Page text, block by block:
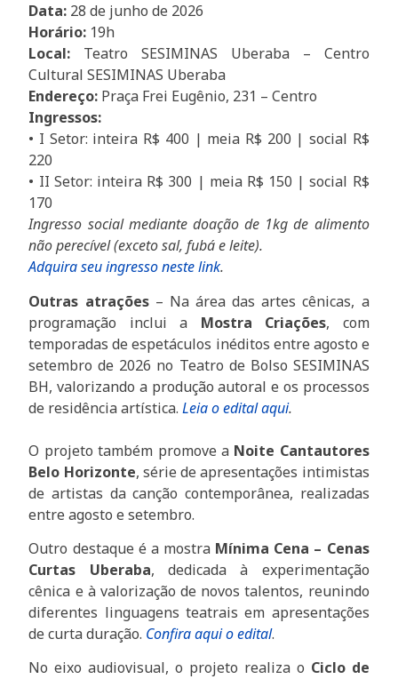
Data: 28 de junho de 2026
Horário: 19h
Local: Teatro SESIMINAS Uberaba – Centro
Cultural SESIMINAS Uberaba
Endereço: Praça Frei Eugênio, 231 – Centro
Ingressos:
• I Setor: inteira R$ 400 | meia R$ 200 | social R$
220
• II Setor: inteira R$ 300 | meia R$ 150 | social R$
170
Ingresso social mediante doação de 1kg de alimento
não perecível (exceto sal, fubá e leite).
Adquira seu ingresso neste link.
Outras atrações– Na área das artes cênicas, a
programação inclui a Mostra Criações, com
temporadas de espetáculos inéditos entre agosto e
setembro de 2026 no Teatro de Bolso SESIMINAS
BH, valorizando a produção autoral e os processos
de residência artística.Leia o edital aqui.
O projeto também promove a Noite Cantautores
Belo Horizonte, série de apresentações intimistas
de artistas da canção contemporânea, realizadas
entre agosto e setembro.
Outro destaque é a mostra Mínima Cena – Cenas
Curtas Uberaba, dedicada à experimentação
cênica e à valorização de novos talentos, reunindo
diferentes linguagens teatrais em apresentações
de curta duração. Confira aqui o edital.
No eixo audiovisual, o projeto realiza o Ciclo de